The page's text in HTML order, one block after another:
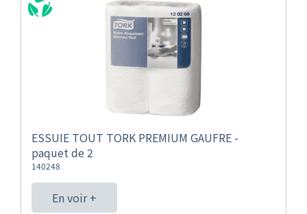
ESSUIE TOUT TORK PREMIUM GAUFRE -
paquet de 2
140248
En voir +